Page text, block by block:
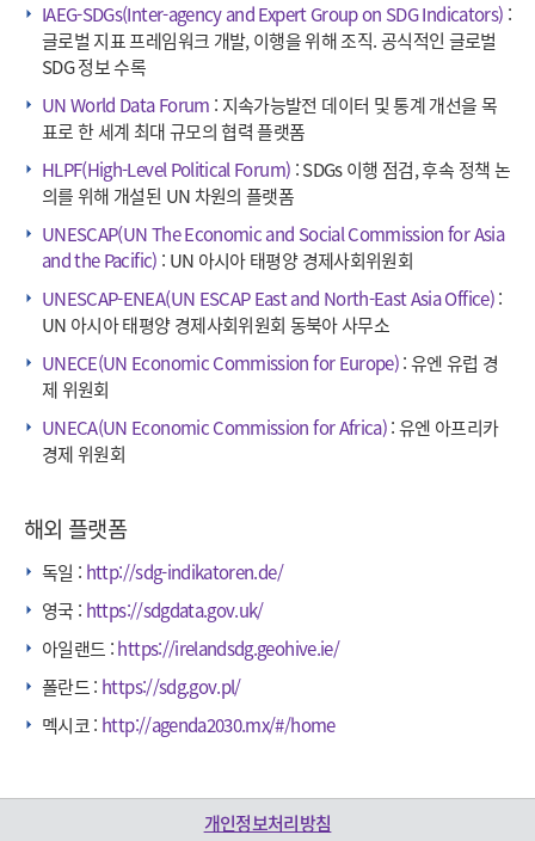
IAEG-SDGs(Inter-agency and Expert Group on SDG Indicators) :
글로벌 지표 프레임워크 개발, 이행을 위해 조직. 공식적인 글로벌
SDG 정보 수록
UN World Data Forum : 지속가능발전 데이터 및 통계 개선을 목
표로 한 세계 최대 규모의 협력 플랫폼
HLPF(High-Level Political Forum) : SDGs 이행 점검, 후속 정책 논
의를 위해 개설된 UN 차원의 플랫폼
UNESCAP(UN The Economic and Social Commission for Asia
and the Pacific) : UN 아시아 태평양 경제사회위원회
UNESCAP-ENEA(UN ESCAP East and North-East Asia Office):
UN 아시아 태평양 경제사회위원회 동북아 사무소
UNECE(UN Economic Commission for Europe): 유엔 유럽 경
제 위원회
UNECA(UN Economic Commission for Africa): 유엔 아프리카
경제 위원회
해외 플랫폼
독일 : http://sdg-indikatoren.de/
영국 : https://sdgdata.gov.uk/
아일랜드 :https://irelandsdg.geohive.ie/
폴란드 : https://sdg.gov.pl/
멕시코 : http://agenda2030.mx/#/home
개인정보처리방침